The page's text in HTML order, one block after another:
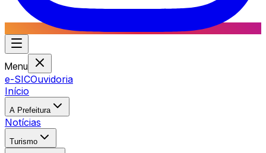
Menu
e-SICOuvidoria
Início
A Prefeitura
Notícias
Turismo